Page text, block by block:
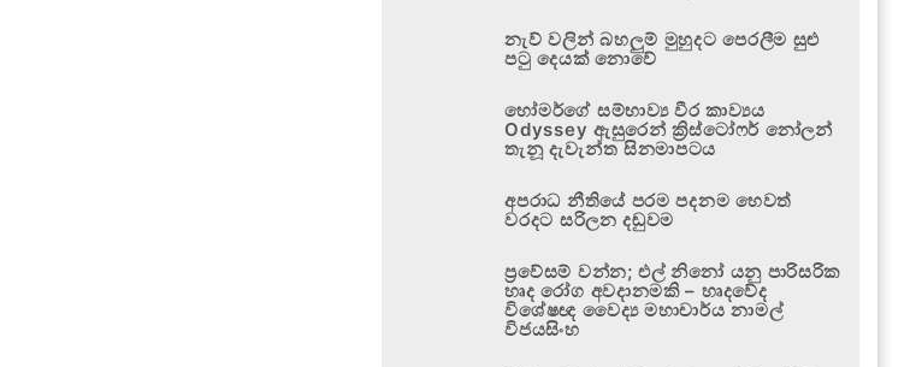
නැව් වලින් බහලුම් මුහුදට පෙරලීම සුළු
පටු දෙයක් නොවේ
හෝමර්ගේ සම්භාව්‍ය වීර කාව්‍යය
Odyssey ඇසුරෙන් ක්‍රිස්ටෝෆර් නෝලන්
තැනූ දැවැන්ත සිනමාපටය
අපරාධ නීතියේ පරම පදනම හෙවත්
වරදට සරිලන දඬුවම
ප්‍රවේසම් වන්න; එල් නිනෝ යනු පාරිසරික
හෘද රෝග අවදානමකි – හෘදවේද
විශේෂඥ වෛද්‍ය මහාචාර්ය නාමල්
විජයසිංහ